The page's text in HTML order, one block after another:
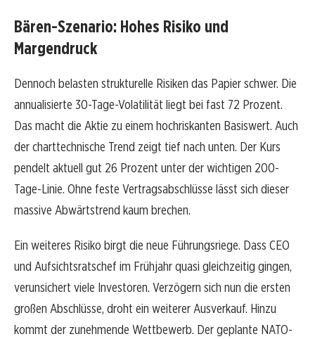
Bären-Szenario: Hohes Risiko und
Margendruck
Dennoch belasten strukturelle Risiken das Papier schwer. Die
annualisierte 30-Tage-Volatilität liegt bei fast 72 Prozent.
Das macht die Aktie zu einem hochriskanten Basiswert. Auch
der charttechnische Trend zeigt tief nach unten. Der Kurs
pendelt aktuell gut 26 Prozent unter der wichtigen 200-
Tage-Linie. Ohne feste Vertragsabschlüsse lässt sich dieser
massive Abwärtstrend kaum brechen.
Ein weiteres Risiko birgt die neue Führungsriege. Dass CEO
und Aufsichtsratschef im Frühjahr quasi gleichzeitig gingen,
verunsichert viele Investoren. Verzögern sich nun die ersten
großen Abschlüsse, droht ein weiterer Ausverkauf. Hinzu
kommt der zunehmende Wettbewerb. Der geplante NATO-